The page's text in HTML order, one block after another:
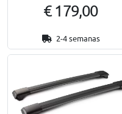
€ 179,00
2-4 semanas